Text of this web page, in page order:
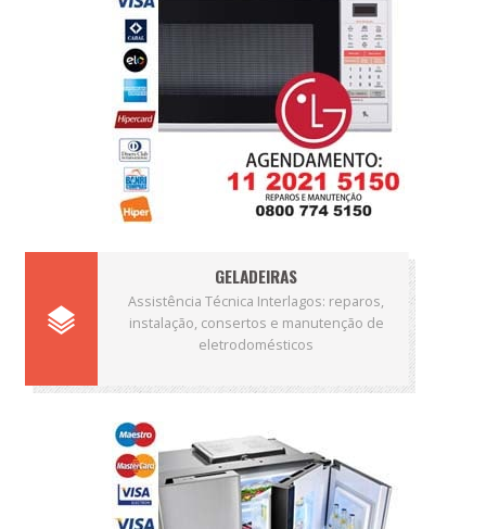
GELADEIRAS
Assistência Técnica Interlagos: reparos,
instalação, consertos e manutenção de
eletrodomésticos